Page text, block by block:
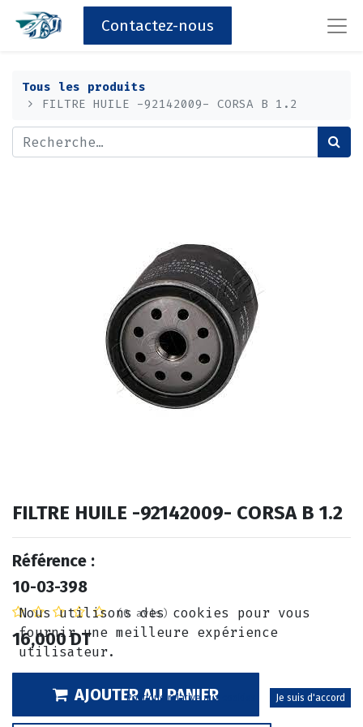
Contactez-nous
Tous les produits
FILTRE HUILE -92142009- CORSA B 1.2
FILTRE HUILE -92142009- CORSA B 1.2
Référence :
10-03-398
(0 avis)
16,000DT
AJOUTER AU PANIER
Nous utilisons des cookies pour vous
fournir une meilleure expérience
utilisateur.
Politique relative aux cookies Je suis d'accord